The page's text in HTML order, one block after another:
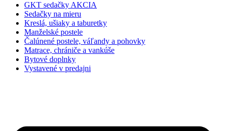
GKT sedačky AKCIA
Sedačky na mieru
Kreslá, ušiaky a taburetky
Manželské postele
Čalúnené postele, váľandy a pohovky
Matrace, chrániče a vankúše
Bytové doplnky
Vystavené v predajni